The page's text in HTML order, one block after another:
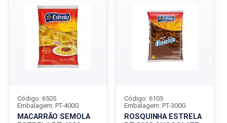
MACARRÃO SEMOLA
Código: 6505
Embalagem: PT-400G
ROSQUINHA ESTRELA
Código: 6105
Embalagem: PT-300G